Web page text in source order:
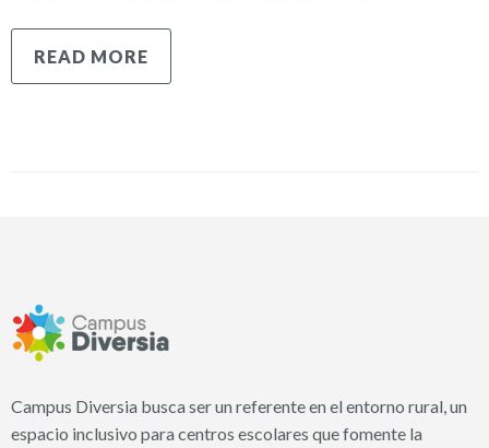
READ MORE
Campus Diversia busca ser un referente en el entorno rural, un
espacio inclusivo para centros escolares que fomente la